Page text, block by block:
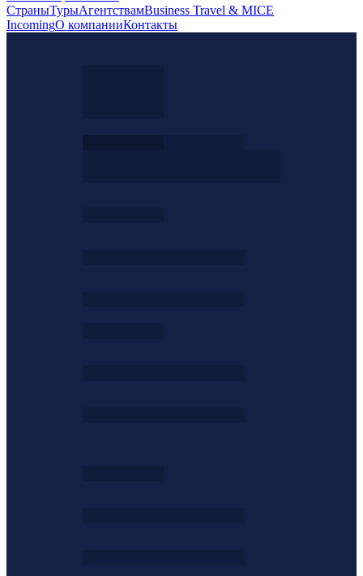
СтраныТурыАгентствамBusiness Travel & MICE
IncomingО компанииКонтакты